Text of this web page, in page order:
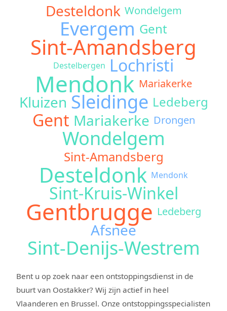
Desteldonk Wondelgem
Evergem Gent
Sint-Amandsberg
Destelbergen Lochristi
Mendonk Mariakerke
Kluizen Sleidinge Ledeberg
Gent Mariakerke Drongen
Wondelgem
Sint-Amandsberg
Desteldonk Mendonk
Sint-Kruis-Winkel
Gentbrugge Ledeberg
Afsnee
Sint-Denijs-Westrem
Bent u op zoek naar een ontstoppingsdienst in de
buurt van Oostakker? Wij zijn actief in heel
Vlaanderen en Brussel. Onze ontstoppingsspecialisten